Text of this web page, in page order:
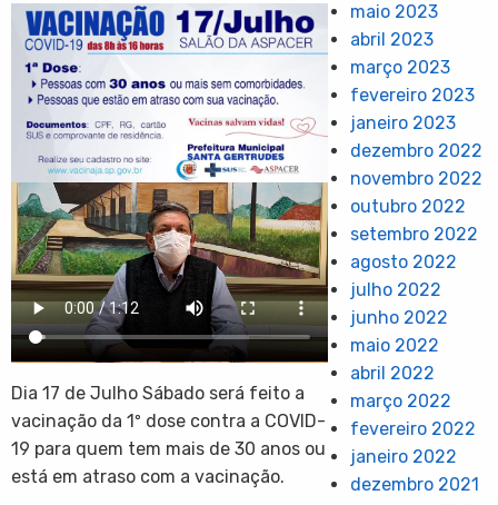
Dia 17 de Julho Sábado será feito a
vacinação da 1º dose contra a COVID-
19 para quem tem mais de 30 anos ou
está em atraso com a vacinação.
maio 2023
abril 2023
março 2023
fevereiro 2023
janeiro 2023
dezembro 2022
novembro 2022
outubro 2022
setembro 2022
agosto 2022
julho 2022
junho 2022
maio 2022
abril 2022
março 2022
fevereiro 2022
janeiro 2022
dezembro 2021